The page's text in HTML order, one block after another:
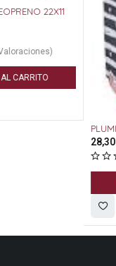
PLUMIER 3 PISOS CATNIP
(0
AÑADIR AL